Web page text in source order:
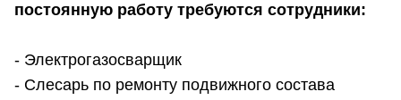
постоянную работу требуются сотрудники:
- Электрогазосварщик
- Слесарь по ремонту подвижного состава